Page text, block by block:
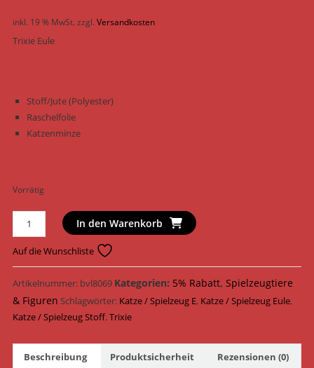
inkl. 19 % MwSt. zzgl. Versandkosten
Trixie Eule
Stoff/Jute (Polyester)
Raschelfolie
Katzenminze
Vorrätig
Trixie
Katzenspielzeug
Eule
Stoff
11
cm
45536
In den Warenkorb
Auf die Wunschliste
Artikelnummer: bvl8069 Kategorien: 5% Rabatt, Spielzeugtiere
& Figuren Schlagwörter: Katze / Spielzeug E, Katze / Spielzeug Eule,
Katze / Spielzeug Stoff,Trixie
Beschreibung Produktsicherheit Rezensionen (0)